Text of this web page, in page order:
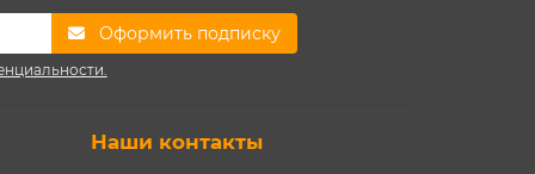
Оформить подписку
Наши контакты